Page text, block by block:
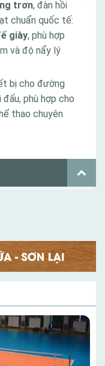
trơn, đàn hồi
chuẩn quốc tế:
giày, phù hợp
và độ nẩy lý
bị cho đường
phù hợp cho
thao chuyên